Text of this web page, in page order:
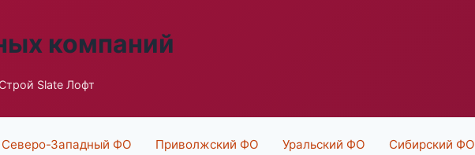
компаний
Slate Лофт
Северо-Западный ФО Приволжский ФО Уральский ФО Сибирский ФО